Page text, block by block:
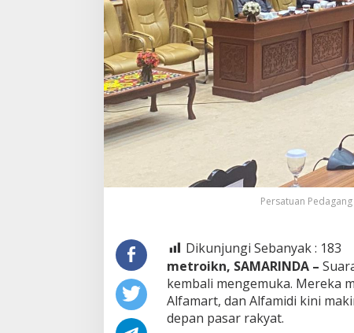
Persatuan
Dikunjungi Sebanyak : 183
metroikn, SAMARINDA –
kembali mengemuka. Mereka
Alfamart, dan Alfamidi kini
depan pasar rakyat.